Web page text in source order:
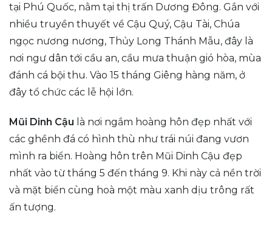
tại Phú Quốc, nằm tại thị trấn Dương Đông. Gắn với
nhiều truyền thuyết về Cậu Quý, Cậu Tài, Chúa
ngọc nương nương, Thủy Long Thánh Mẫu, đây là
nơi ngư dân tới cầu an, cầu mưa thuận gió hòa, mùa
đánh cá bội thu. Vào 15 tháng Giêng hàng năm, ở
đây tổ chức các lễ hội lớn.
Mũi Dinh Cậu là nơi ngắm hoàng hôn đẹp nhất với
các ghềnh đá có hình thù như trái núi đang vươn
mình ra biển. Hoàng hôn trên Mũi Dinh Cậu đẹp
nhất vào từ tháng 5 đến tháng 9. Khi này cả nền trời
và mặt biển cùng hoà một màu xanh dịu trông rất
ấn tượng.